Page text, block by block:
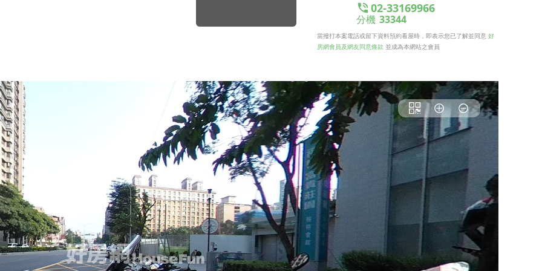
02-33169966
分機 33344
當撥打本案電話或留下資料預約看屋時，即表示您已了解並同意 好
房網會員及網友同意條款 並成為本網站之會員